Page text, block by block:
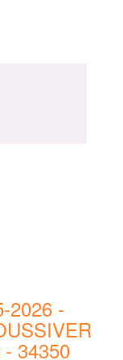
2026 -
34350